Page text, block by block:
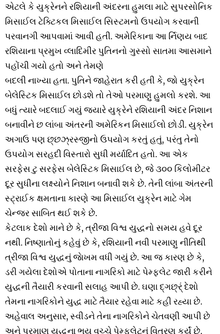
એટલે કે યુક્રેનને રશિયાની અંદરના હુમલા માટે સુપરસોનિક
મિસાઈલ ટેક્ટિકલ મિસાઈલ સિસ્ટમનો ઉપયોગ કરવાની
પરવાનગી આપવામાં આવી હતી. અમેરિકાના આ ર્નિણય બાદ
રશિયાના પ્રમુખ વ્લાદિમીર પુતિનનો ગુસ્સો સાતમા આસમાને
પહોંચી ગયો હતો અને તેમણે
બદલી નાખ્યા હતા. પુતિને જાહેરાત કરી હતી કે, જો યુક્રેન
બેલેસ્ટિક મિસાઈલ છોડશે તો તેઓ પરમાણુ હુમલો કરશે. આ
બધું ત્યારે બદલાઈ ગયું જ્યારે યુક્રેને રશિયાની અંદર નિશાન
બનાવીને છ લાંબા અંતરની અમેરિકન મિસાઈલો છોડી. યુક્રેન
અગાઉ પણ છ્‌છઝ્રસ્જીનો ઉપયોગ કરતું હતું, પરંતુ તેનો
ઉપયોગ સરહદી વિસ્તારો સુધી મર્યાદિત હતો. આ એક
સરફેસ ટુ સરફેસ બેલેસ્ટિક મિસાઈલ છે, જે ૩૦૦ કિલોમીટર
દૂર સુધીના લક્ષ્યોને નિશાન બનાવી શકે છે. તેની લાંબા અંતરની
સ્ટ્રાઈક ક્ષમતાના કારણે આ મિસાઈલ યુક્રેન માટે ગેમ
ચેન્જર સાબિત થઈ શકે છે.
કેટલાક દેશો માને છે કે, ત્રીજા વિશ્વ યુદ્ધનો સમય હવે દૂર
નથી. નિષ્ણાતોનું કહેવું છે કે, રશિયાની નવી પરમાણુ નીતિથી
ત્રીજા વિશ્વ યુદ્ધનું જાેખમ વધી ગયું છે. આ જ કારણ છે કે,
ડરી ગયેલા દેશોએ પોતાના નાગરિકો માટે પેમ્ફલેટ જારી કરીને
યુદ્ધની તૈયારી કરવાની સલાહ આપી છે. ઘણા દ્ગછ્‌ર્ં દેશો
તેમના નાગરિકોને યુદ્ધ માટે તૈયાર રહેવા માટે કહી રહ્યા છે.
અહેવાલ અનુસાર, સ્વીડને તેના નાગરિકોને ચેતવણી આપી છે
અને પરમાણુ યુદ્ધના ભય વચ્ચે પેમ્ફલેટનું વિતરણ કર્યું છે.